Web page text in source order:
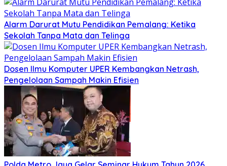
Alarm Darurat Mutu Pendidikan Pemalang: Ketika
Sekolah Tanpa Mata dan Telinga
Dosen Ilmu Komputer UPER Kembangkan Netrash,
Pengelolaan Sampah Makin Efisien